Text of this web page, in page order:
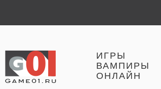
ИГРЫ
ВАМПИРЫ
ОНЛАЙН